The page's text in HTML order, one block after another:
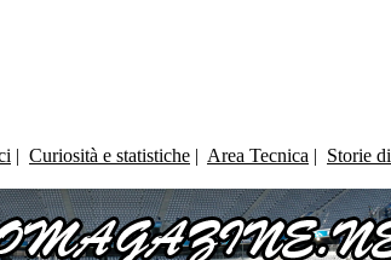
| Curiosità e statistiche | Area Tecnica | Storie